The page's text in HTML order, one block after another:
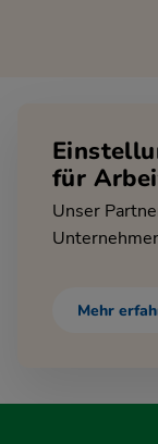
für
Unser
Mehr